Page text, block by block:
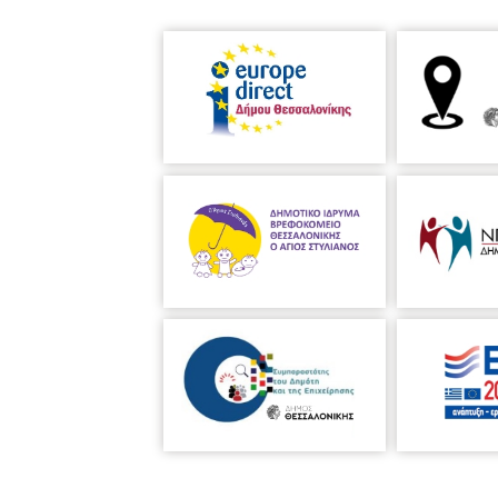
στη δημοπρασία.
Παρακαλείσθε, για τη συμμετοχή
Διάρκεια εγγραφής: έως
Τη διαδικασία της δημοπρασίας
Βορείου Ελλάδος».
Σάββατο 17 Δεκεμβρίου 2022
Δημοτική Πινακοθήκη
231-331-8532, 231-331-8537
Η ΔΗΜΟΤΙΚΗ ΠΙΝΑΚΟΘΗΚΗ
Ιδρύθηκε το 1961. Στεγάζεται
νεότερης αρχιτεκτονικής
το 1912, από τον Ιταλο-Εβραίο